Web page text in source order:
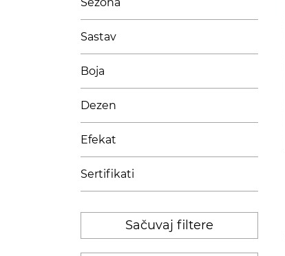
Sastav
Boja
Dezen
Efekat
Sertifikati
Sačuvaj filtere